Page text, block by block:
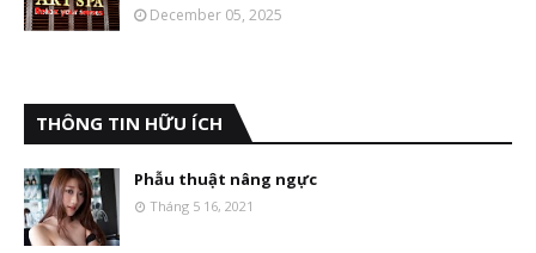
December 05, 2025
THÔNG TIN HỮU ÍCH
Phẫu thuật nâng ngực
Tháng 5 16, 2021